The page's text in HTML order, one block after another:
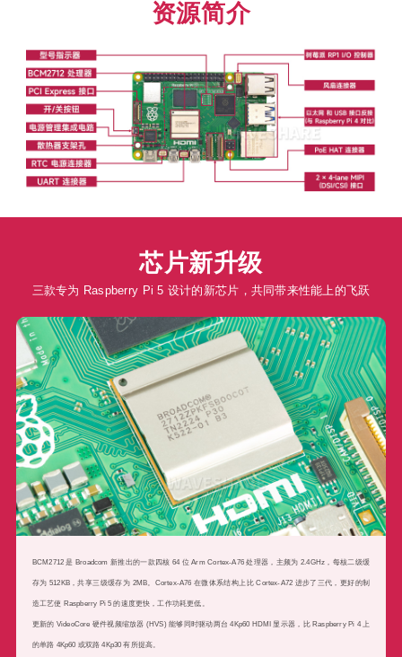
资源简介
芯片新升级
三款专为 Raspberry Pi 5 设计的新芯片，共同带来性能上的飞跃
BCM2712 是 Broadcom 新推出的一款四核 64 位 Arm Cortex-A76 处理器，主频为 2.4GHz，每核二级缓
存为 512KB，共享三级缓存为 2MB。Cortex-A76 在微体系结构上比 Cortex-A72 进步了三代，更好的制
造工艺使 Raspberry Pi 5 的速度更快，工作功耗更低。
更新的 VideoCore 硬件视频缩放器 (HVS) 能够同时驱动两台 4Kp60 HDMI 显示器，比 Raspberry Pi 4 上
的单路 4Kp60 或双路 4Kp30 有所提高。